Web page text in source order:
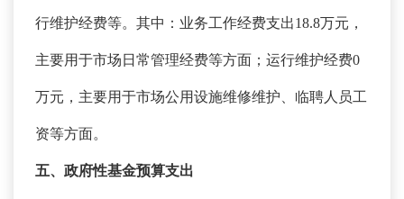
行维护经费等。其中：业务工作经费支出18.8万元，
主要用于市场日常管理经费等方面；运行维护经费0
万元，主要用于市场公用设施维修维护、临聘人员工
资等方面。
五、政府性基金预算支出